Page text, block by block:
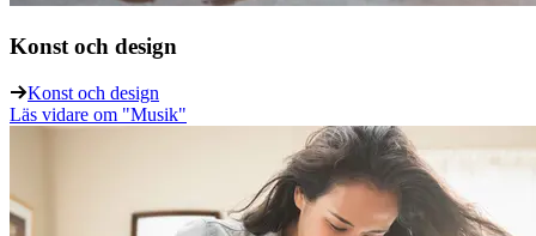
Konst och design
Konst och design
Läs vidare om "Musik"